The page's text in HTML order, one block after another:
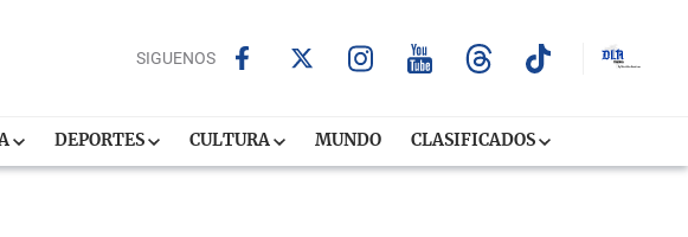
SIGUENOS
DEPORTES CULTURA MUNDO CLASIFICADOS